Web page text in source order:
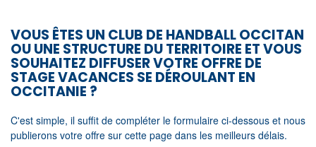
VOUS ÊTES UN CLUB DE HANDBALL OCCITAN
OU UNE STRUCTURE DU TERRITOIRE ET VOUS
SOUHAITEZ DIFFUSER VOTRE OFFRE DE
STAGE VACANCES SE DÉROULANT EN
OCCITANIE ?
C'est simple, il suffit de compléter le formulaire ci-dessous et nous
publierons votre offre sur cette page dans les meilleurs délais.